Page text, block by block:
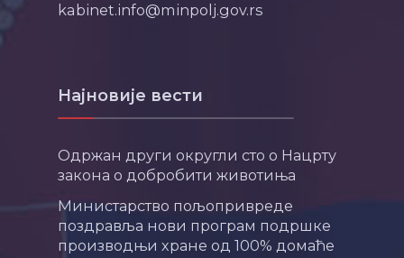
kabinet.info@minpolj.gov.rs
Најновије вести
Одржан други округли сто о Нацрту
закона о добробити животиња
Министарство пољопривреде
поздравља нови програм подршке
производњи хране од 100% домаће